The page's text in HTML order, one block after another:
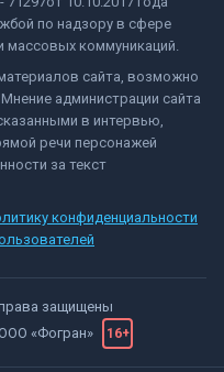
по надзору в сфере
массовых коммуникаций.
сайта, возможно
администрации сайта
в интервью,
речи персонажей
за текст
конфиденциальности
защищены
«Фогран» 16+